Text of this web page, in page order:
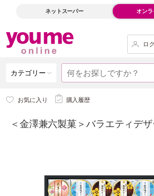
ネットスーパー オン
ロ
カテゴリー
お気に入り 購入履歴
＜金澤兼六製菓＞バラエティデ